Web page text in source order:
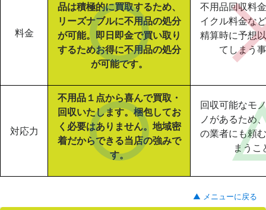
料金
品は積極的に買取するため、
リーズナブルに不用品の処分
が可能。即日即金で買い取り
するためお得に不用品の処分
が可能です。
不用品回収料
イクル料金な
精算時に予想
てしまう
対応力
不用品１点から喜んで買取・
回収いたします。梱包してお
く必要はありません。地域密
着だからできる当店の強みで
す。
回収可能なモ
ノがあるため
の業者にも頼
まうこ
▲ メニューに戻る